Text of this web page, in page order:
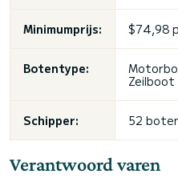
Minimumprijs: $74,98
Botentype:
Zeilboot
Schipper: 52
Verantwoord varen